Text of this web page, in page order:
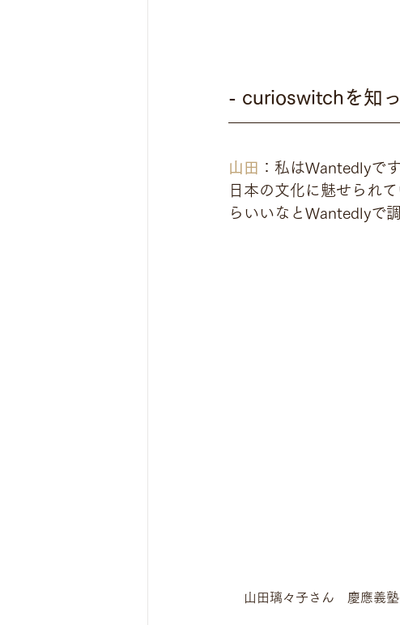
- curioswitchを知
山田
：私はWantedlyで
日本の文化に魅せられ
らいいなとWantedlyで
山田璃々子さん　慶應義